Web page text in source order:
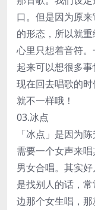
口。但是因为原
的形态，所以就
心里只想着音符
起来可以想很多
现在回去唱歌的
就不一样哦！
03.冰点
「冰点」是因为
需要一个女声来
男女合唱。其实
是找别人的话，
边那个女生唱，那